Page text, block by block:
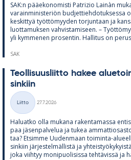
SAK:n pää­e­ko­no­misti Pat­rizio Lainàn
va­rain­mi­nis­te­riön bud­jet­tieh­do­tuk­sessa
kes­kit­tyä työt­tö­myy­den tor­jun­taan ja
luot­ta­muk­sen vah­vis­ta­mi­seen. –
yli kym­me­nen pro­sen­tin. Hal­li­tus on
SAK
Teol­li­suus­liitto ha­kee
sin­kiin
Kategoriat
Liitto
27.7.2026
Ha­luatko olla mu­kana ra­ken­ta­massa
paa jä­sen­pal­ve­lua ja tu­kea
taa? Et­simme Uu­den­maan toi­minta-
sin­kiin jär­jes­tel­mäl­listä ja
joka viih­tyy mo­ni­puo­li­sissa teh­tä­vissä ja